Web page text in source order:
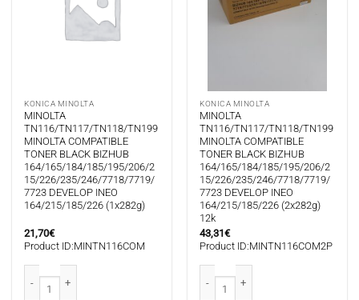
KONICA MINOLTA
MINOLTA
TN116/TN117/TN118/TN199
MINOLTA COMPATIBLE
TONER BLACK BIZHUB
164/165/184/185/195/206/2
15/226/235/246/7718/7719/
7723 DEVELOP INEO
164/215/185/226 (1x282g)
21,70€
Product ID:MINTN116CΟΜ
KONICA MINOLTA
MINOLTA
TN116/TN117/TN118/TN199
MINOLTA COMPATIBLE
TONER BLACK BIZHUB
164/165/184/185/195/206/2
15/226/235/246/7718/7719/
7723 DEVELOP INEO
164/215/185/226 (2x282g)
12k
43,31€
Product ID:MINTN116CΟΜ2Ρ